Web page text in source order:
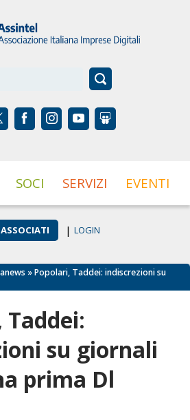
SOCI SERVIZI EVENTI
ASSOCIATI | LOGIN
» Popolari, Taddei: indiscrezioni su
Taddei:
su giornali
prima Dl